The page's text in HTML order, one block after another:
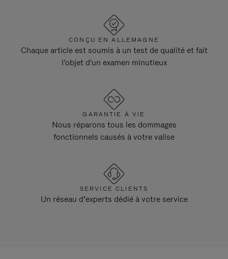
CONÇU EN ALLEMAGNE
Chaque article est soumis à un test de qualité et fait
l'objet d'un examen minutieux
GARANTIE À VIE
Nous réparons tous les dommages
fonctionnels causés à votre valise
SERVICE CLIENTS
Un réseau d’experts dédié à votre service